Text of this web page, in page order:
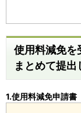
使用料減免を
まとめて提出
1.使用料減免申請